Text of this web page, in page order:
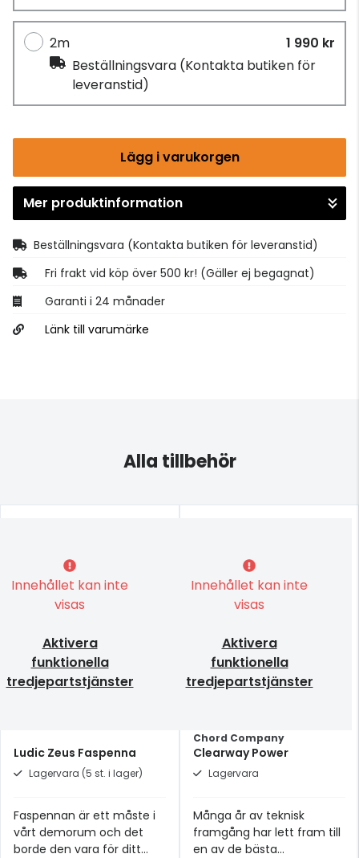
2m
1 990 kr
Beställningsvara (Kontakta butiken för
leveranstid)
Lägg i varukorgen
Gå till kassan
Mer produktinformation
Beställningsvara (Kontakta butiken för leveranstid)
Fri frakt vid köp över 500 kr! (Gäller ej begagnat)
Garanti i 24 månader
Länk till varumärke
Alla tillbehör
Innehållet kan inte
visas
Aktivera
funktionella
tredjepartstjänster
Ludic Zeus Faspenna
Lagervara (5 st. i lager)
Faspennan är ett måste i
vårt demorum och det
borde den vara för ditt
Innehållet kan inte
visas
Aktivera
funktionella
tredjepartstjänster
Chord Company
Clearway Power
Lagervara
Många år av teknisk
framgång har lett fram till
en av de bästa